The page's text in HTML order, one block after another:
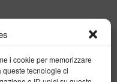
i cookie per memorizzare
tecnologie ci